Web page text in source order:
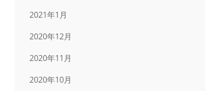
2021年1月
2020年12月
2020年11月
2020年10月